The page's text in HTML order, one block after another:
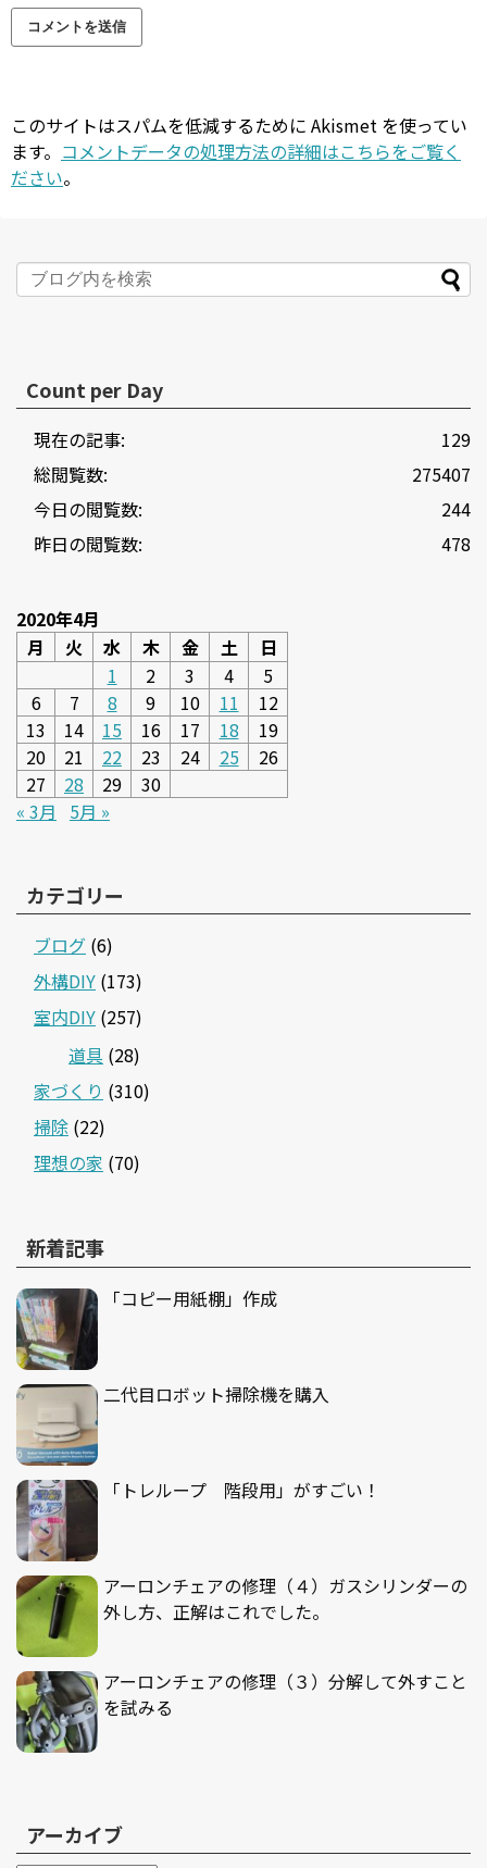
このサイトはスパムを低減するために Akismet を使ってい
ます。 コメントデータの処理方法の詳細はこちらをご覧く
ださい。
Count per Day
129
現在の記事:
275407
総閲覧数:
244
今日の閲覧数:
478
昨日の閲覧数:
2020年4月
月
火 水 木 金 土
日
1
2 3 4
5
6
7 8 9 10 11
12
13
14 15 16 17 18
19
20
21 22 23 24 25
26
27
28 29
30
« 3月
5月 »
カテゴリー
ブログ (6)
外構DIY (173)
室内DIY (257)
道具 (28)
家づくり (310)
掃除 (22)
理想の家 (70)
新着記事
「コピー用紙棚」作成
二代目ロボット掃除機を購入
「トレループ 階段用」がすごい！
アーロンチェアの修理（４）ガスシリンダーの
外し方、正解はこれでした。
アーロンチェアの修理（３）分解して外すこと
を試みる
アーカイブ